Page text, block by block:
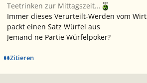
Teetrinken zur Mittagszeit...
Immer dieses Verurteilt-Werden vom Wirt
packt einen Satz Würfel aus
Jemand ne Partie Würfelpoker?
Zitieren